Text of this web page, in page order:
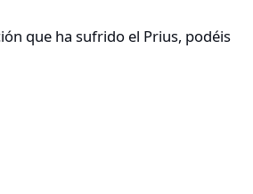
que ha sufrido el Prius, podéis